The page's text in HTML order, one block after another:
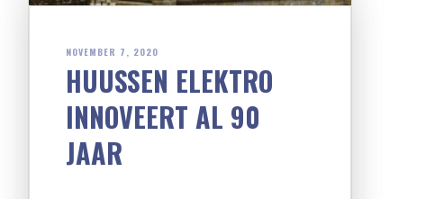
NOVEMBER 7, 2020
HUUSSEN ELEKTRO
INNOVEERT AL 90
JAAR